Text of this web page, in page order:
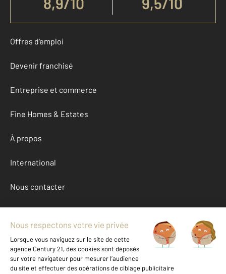
Offres d'emploi
Devenir franchisé
Entreprise et commerce
Fine Homes & Estates
À propos
International
Nous contacter
Mentions légales & CGU et Barèmes d'honoraires
Données personnelles
Gestionnaire des cookies